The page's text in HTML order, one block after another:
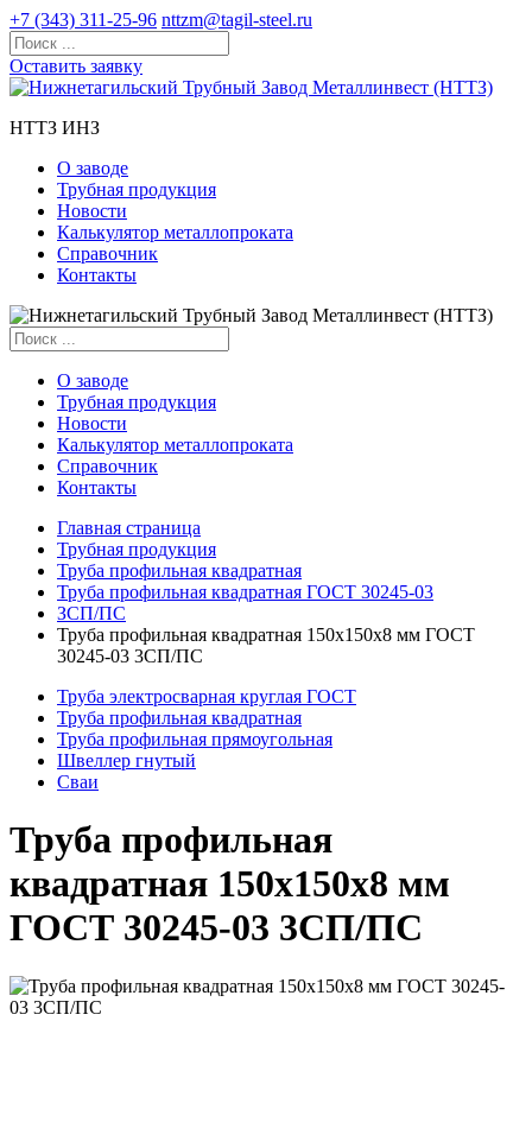
+7 (343) 311-25-96 nttzm@tagil-steel.ru
Оставить заявку
НТТЗ ИНЗ
О заводе
Трубная продукция
Новости
Калькулятор металлопроката
Справочник
Контакты
О заводе
Трубная продукция
Новости
Калькулятор металлопроката
Справочник
Контакты
Главная страница
Трубная продукция
Труба профильная квадратная
Труба профильная квадратная ГОСТ 30245-03
ЗСП/ПС
Труба профильная квадратная 150x150x8 мм ГОСТ
30245-03 3СП/ПС
Труба электросварная круглая ГОСТ
Труба профильная квадратная
Труба профильная прямоугольная
Швеллер гнутый
Сваи
Труба профильная
квадратная 150x150x8 мм
ГОСТ 30245-03 3СП/ПС